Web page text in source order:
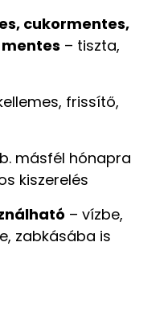
cukormentes,
– tiszta,
frissítő,
másfél hónapra
kiszerelés
– vízbe,
zabkásába is